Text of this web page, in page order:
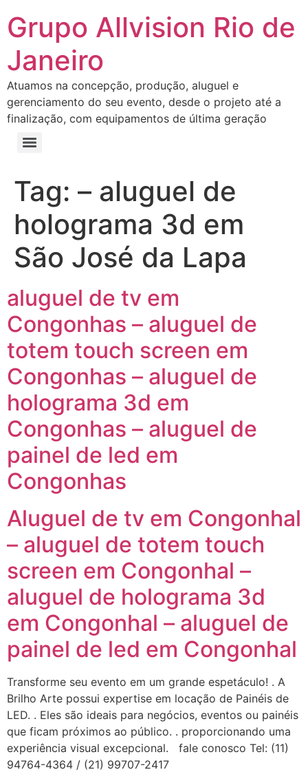
Grupo Allvision Rio de
Janeiro
Atuamos na concepção, produção, aluguel e
gerenciamento do seu evento, desde o projeto até a
finalização, com equipamentos de última geração
Tag: – aluguel de
holograma 3d em
São José da Lapa
aluguel de tv em
Congonhas – aluguel de
totem touch screen em
Congonhas – aluguel de
holograma 3d em
Congonhas – aluguel de
painel de led em
Congonhas
Aluguel de tv em Congonhal
– aluguel de totem touch
screen em Congonhal –
aluguel de holograma 3d
em Congonhal – aluguel de
painel de led em Congonhal
Transforme seu evento em um grande espetáculo! . A
Brilho Arte possui expertise em locação de Painéis de
LED. . Eles são ideais para negócios, eventos ou painéis
que ficam próximos ao público. . proporcionando uma
experiência visual excepcional. fale conosco Tel: (11)
94764-4364 / (21) 99707-2417